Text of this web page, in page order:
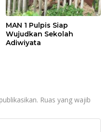
MAN 1 Pulpis Siap
Wujudkan Sekolah
Adiwiyata
Ruas yang wajib